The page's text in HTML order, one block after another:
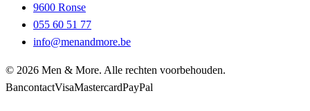
9600 Ronse
055 60 51 77
info@menandmore.be
© 2026 Men & More. Alle rechten voorbehouden.
BancontactVisaMastercardPayPal